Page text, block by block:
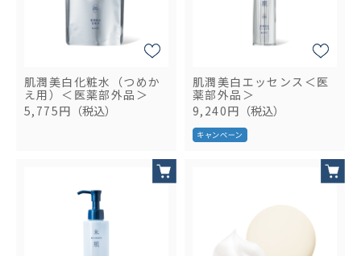
肌潤美白化粧水（つめか
え用）＜医薬部外品＞
5,775円 （税込）
肌潤美白エッセンス＜医
薬部外品＞
9,240円 （税込）